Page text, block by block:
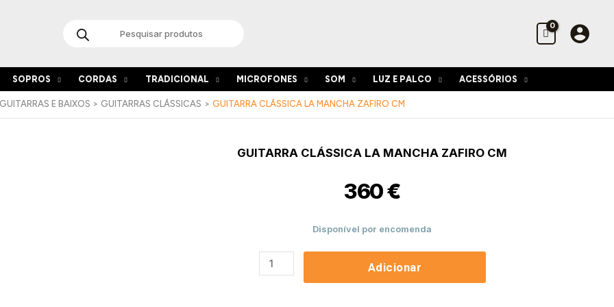
search
SOPROS CORDAS TRADICIONAL MICROFONES SOM LUZ E PALCO ACESSÓRIOS
GUITARRAS E BAIXOS GUITARRAS CLÁSSICAS GUITARRA CLÁSSICA LA MANCHA ZAFIRO CM
GUITARRA CLÁSSICA LA MANCHA ZAFIRO CM
360€
Disponível por encomenda
de
Adicionar